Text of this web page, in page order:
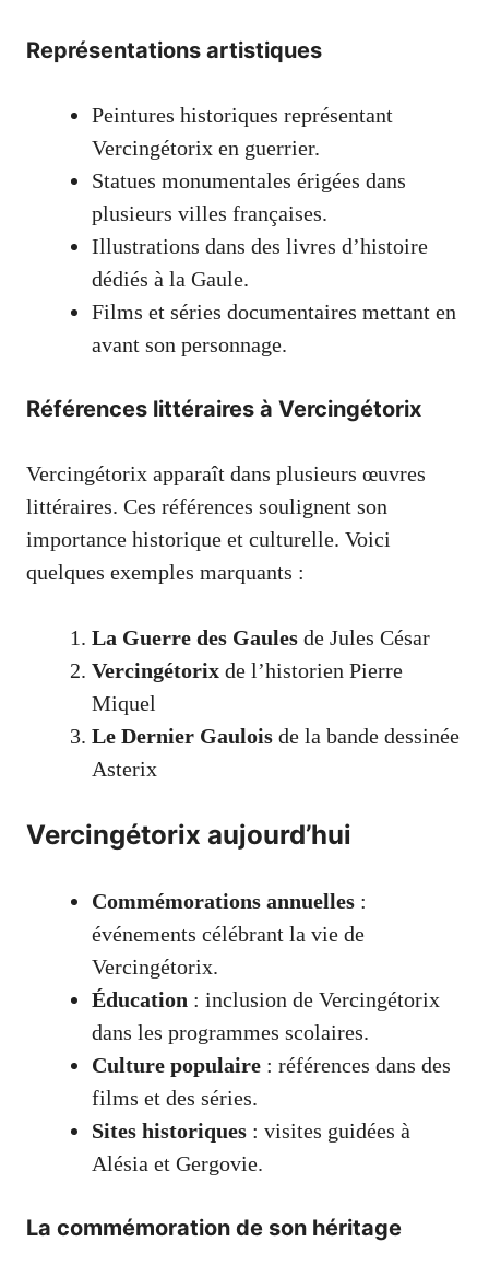
Représentations artistiques
Peintures historiques représentant
Vercingétorix en guerrier.
Statues monumentales érigées dans
plusieurs villes françaises.
Illustrations dans des livres d’histoire
dédiés à la Gaule.
Films et séries documentaires mettant en
avant son personnage.
Références littéraires à Vercingétorix
Vercingétorix apparaît dans plusieurs œuvres
littéraires. Ces références soulignent son
importance historique et culturelle. Voici
quelques exemples marquants :
La Guerre des Gaules de Jules César
Vercingétorix de l’historien Pierre
Miquel
Le Dernier Gaulois de la bande dessinée
Asterix
Vercingétorix aujourd’hui
Commémorations annuelles :
événements célébrant la vie de
Vercingétorix.
Éducation : inclusion de Vercingétorix
dans les programmes scolaires.
Culture populaire : références dans des
films et des séries.
Sites historiques : visites guidées à
Alésia et Gergovie.
La commémoration de son héritage